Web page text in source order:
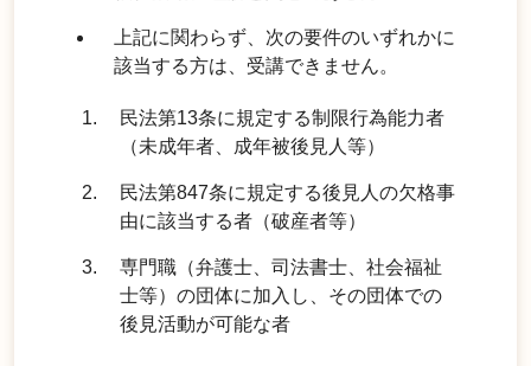
上記に関わらず、次の要件のいずれかに
該当する方は、受講できません。
民法第13条に規定する制限行為能力者
（未成年者、成年被後見人等）
民法第847条に規定する後見人の欠格事
由に該当する者（破産者等）
専門職（弁護士、司法書士、社会福祉
士等）の団体に加入し、その団体での
後見活動が可能な者